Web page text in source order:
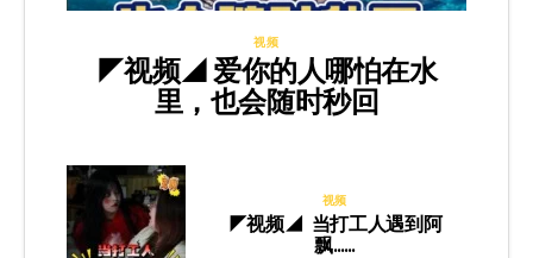
视频
◤视频◢ 爱你的人哪怕在水
里，也会随时秒回
视频
◤视频◢ 当打工人遇到阿
飘……